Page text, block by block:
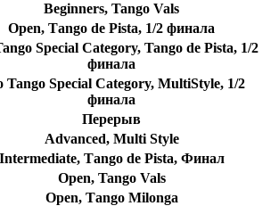
Beginners, Tango Vals
Open, Таngo de Pista, 1/2 финала
Special Category, Tango de Pista, 1/2
финала
Tango Special Category, MultiStyle, 1/2
финала
Перерыв
Advanced, Multi Style
Intermediate, Таngo de Pista, Финал
Open, Tango Vals
Open, Тango Milonga